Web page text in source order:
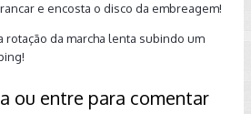
e encosta o disco da embreagem!
rotação da marcha lenta subindo um
ou entre para comentar